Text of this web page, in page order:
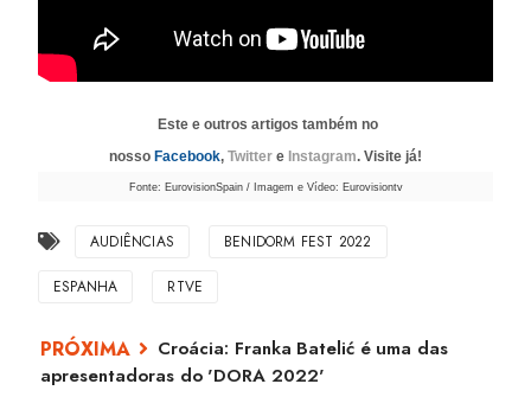
Este e outros artigos também no
nosso Facebook, Twitter e Instagram. Visite já!
Fonte: EurovisionSpain / Imagem e Vídeo: Eurovisiontv
AUDIÊNCIAS BENIDORM FEST 2022
ESPANHA RTVE
Croácia: Franka Batelić é uma das
apresentadoras do 'DORA 2022'